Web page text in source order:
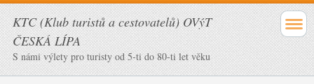
KTC (Klub turistů a cestovatelů) OVýT
ČESKÁ LÍPA
S námi výlety pro turisty od 5-ti do 80-ti let věku